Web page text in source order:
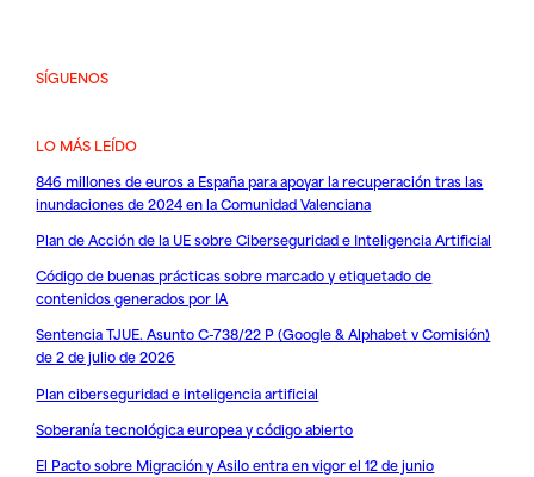
SÍGUENOS
LO MÁS LEÍDO
846 millones de euros a España para apoyar la recuperación tras las
inundaciones de 2024 en la Comunidad Valenciana
Plan de Acción de la UE sobre Ciberseguridad e Inteligencia Artificial
Código de buenas prácticas sobre marcado y etiquetado de
contenidos generados por IA
Sentencia TJUE. Asunto C-738/22 P (Google & Alphabet v Comisión)
de 2 de julio de 2026
Plan ciberseguridad e inteligencia artificial
Soberanía tecnológica europea y código abierto
El Pacto sobre Migración y Asilo entra en vigor el 12 de junio